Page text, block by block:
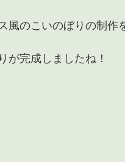
風のこいのぼりの制作
が完成しましたね！